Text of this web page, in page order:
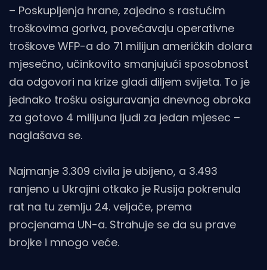
– Poskupljenja hrane, zajedno s rastućim
troškovima goriva, povećavaju operativne
troškove WFP-a do 71 milijun američkih dolara
mjesečno, učinkovito smanjujući sposobnost
da odgovori na krize gladi diljem svijeta. To je
jednako trošku osiguravanja dnevnog obroka
za gotovo 4 milijuna ljudi za jedan mjesec –
naglašava se.
Najmanje 3.309 civila je ubijeno, a 3.493
ranjeno u Ukrajini otkako je Rusija pokrenula
rat na tu zemlju 24. veljače, prema
procjenama UN-a. Strahuje se da su prave
brojke i mnogo veće.